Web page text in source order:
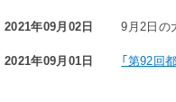
2021年09月02日 9月2日の
2021年09月01日 「第92回